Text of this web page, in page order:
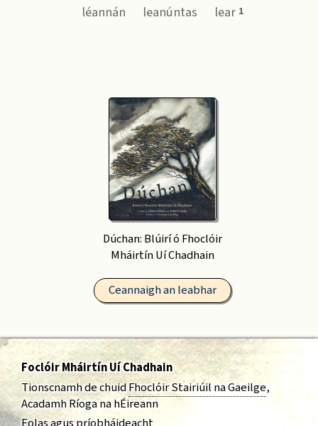
léannán
leanúntas lear 1
Dúchan: Blúirí ó Fhoclóir
Mháirtín Uí Chadhain
Ceannaigh an leabhar
Foclóir Mháirtín Uí Chadhain
Tionscnamh de chuidFhoclóir Stairiúil na Gaeilge,
Acadamh Ríoga na hÉireann